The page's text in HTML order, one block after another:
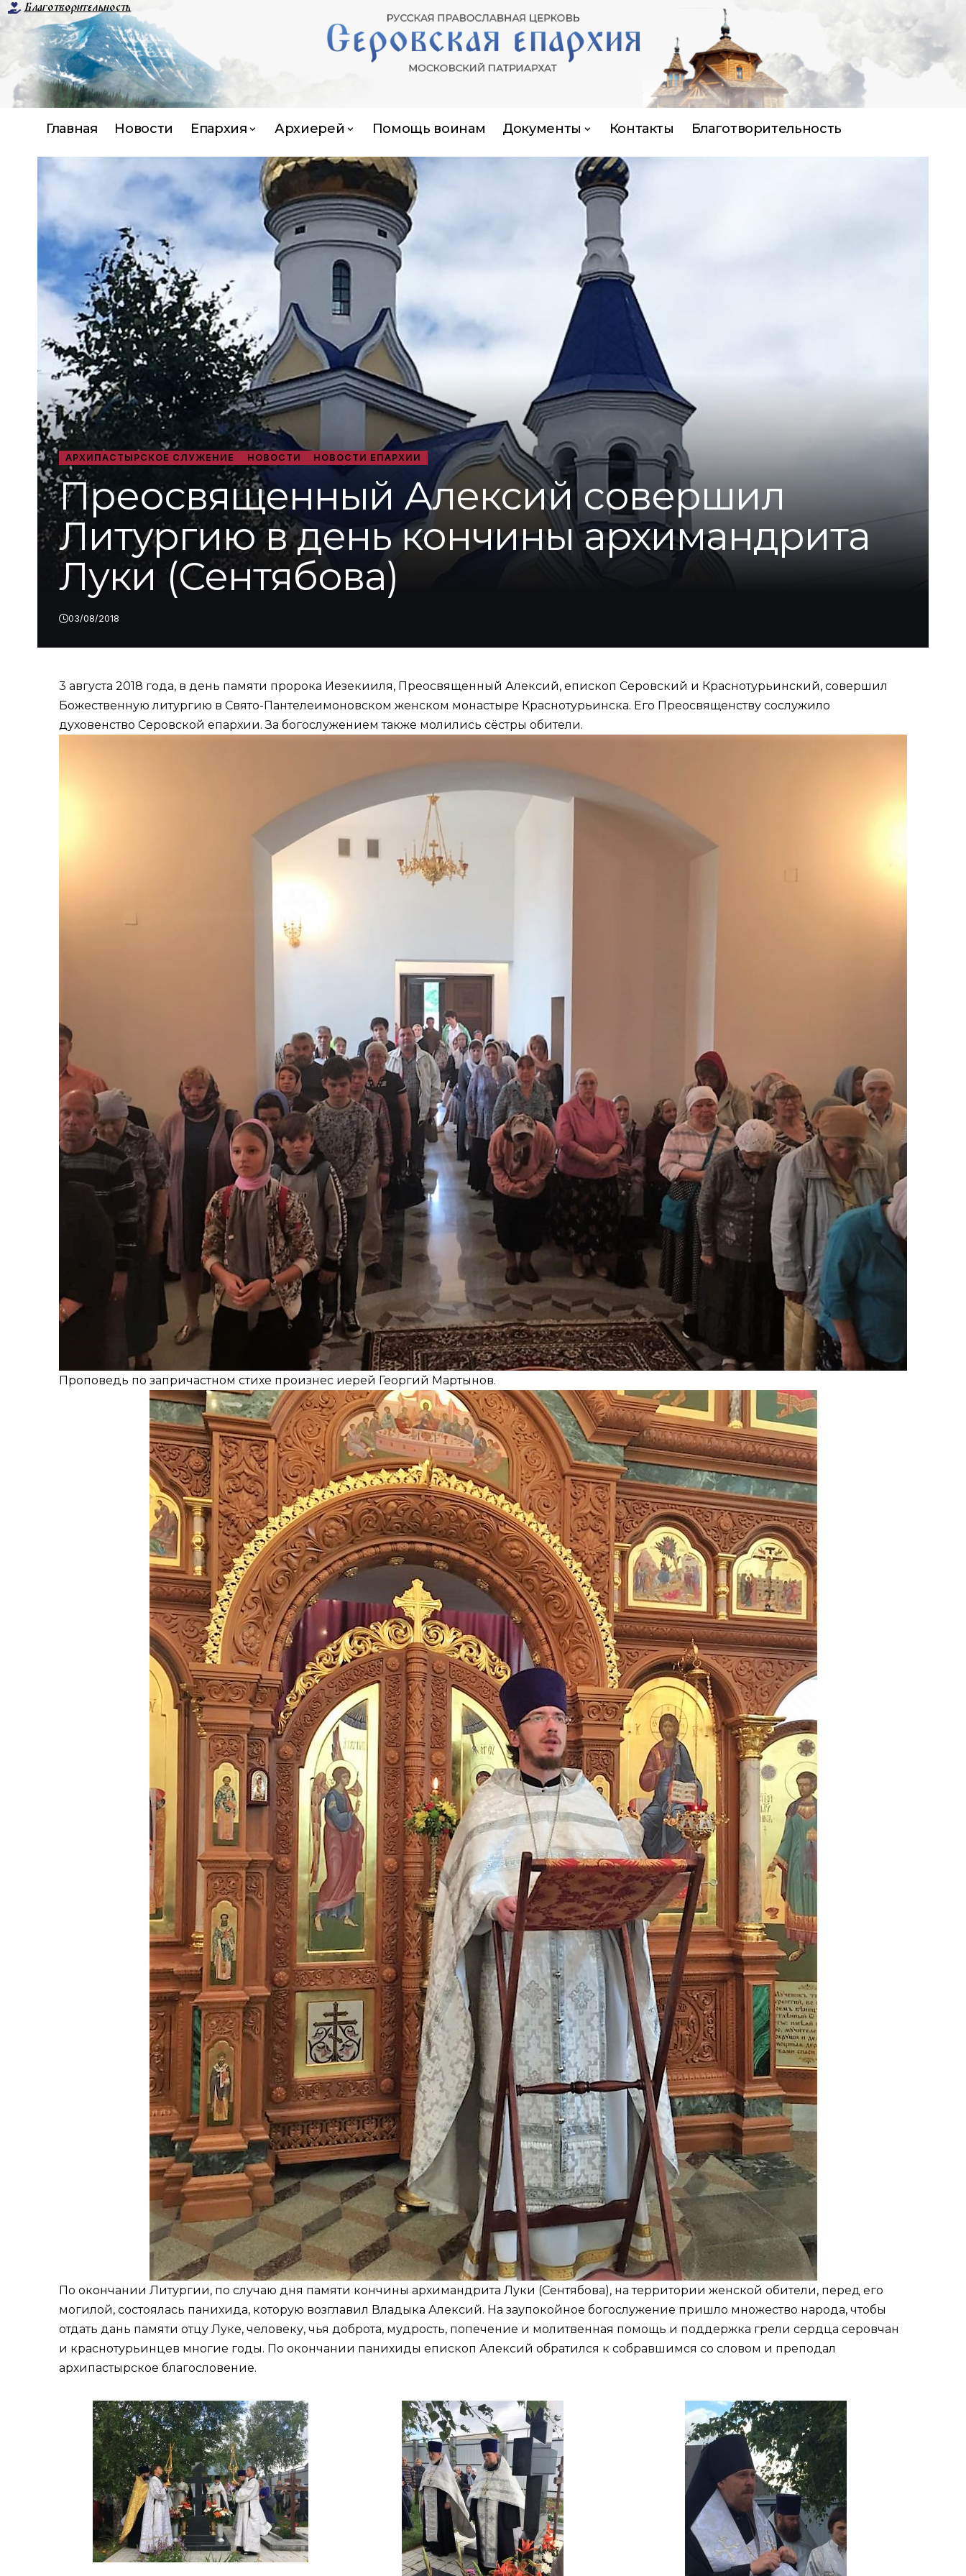
Благотворительность
Главная Новости Епархия Архиерей Помощь воинам Документы Контакты Благотворительность
АРХИПАСТЫРСКОЕ СЛУЖЕНИЕ НОВОСТИ НОВОСТИ ЕПАРХИИ
Преосвященный Алексий совершил
Литургию в день кончины архимандрита
Луки (Сентябова)
03/08/2018
3 августа 2018 года, в день памяти пророка Иезекииля, Преосвященный Алексий, епископ Серовский и Краснотурьинский, совершил
Божественную литургию в Свято-Пантелеимоновском женском монастыре Краснотурьинска. Его Преосвященству сослужило
духовенство Серовской епархии. За богослужением также молились сёстры обители.
Проповедь по запричастном стихе произнес иерей Георгий Мартынов.
По окончании Литургии, по случаю дня памяти кончины архимандрита Луки (Сентябова), на территории женской обители, перед его
могилой, состоялась панихида, которую возглавил Владыка Алексий. На заупокойное богослужение пришло множество народа, чтобы
отдать дань памяти отцу Луке, человеку, чья доброта, мудрость, попечение и молитвенная помощь и поддержка грели сердца серовчан
и краснотурьинцев многие годы. По окончании панихиды епископ Алексий обратился к собравшимся со словом и преподал
архипастырское благословение.